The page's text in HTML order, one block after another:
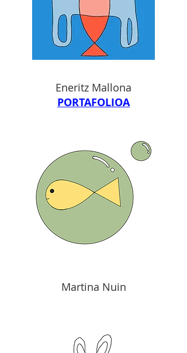
Eneritz Mallona
PORTAFOLIOA
Martina Nuin